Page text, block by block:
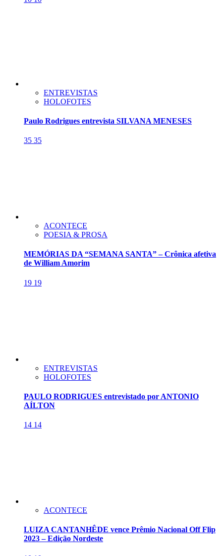
ENTREVISTAS
HOLOFOTES
Paulo Rodrigues entrevista SILVANA MENESES
35 35
ACONTECE
POESIA & PROSA
MEMÓRIAS DA “SEMANA SANTA” – Crônica afetiva
de William Amorim
19 19
ENTREVISTAS
HOLOFOTES
PAULO RODRIGUES entrevistado por ANTONIO
AÍLTON
14 14
ACONTECE
LUIZA CANTANHÊDE vence Prêmio Nacional Off Flip
2023 – Edição Nordeste